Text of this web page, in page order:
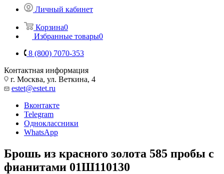
Личный кабинет
Корзина0
Избранные товары0
8 (800) 7070-353
Контактная информация
г. Москва, ул. Веткина, 4
estet@estet.ru
Вконтакте
Telegram
Одноклассники
WhatsApp
Брошь из красного золота 585 пробы с
фианитами 01Ш110130